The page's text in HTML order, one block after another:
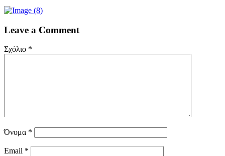
Leave a Comment
Σχόλιο *
Όνομα *
Email *